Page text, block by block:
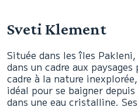
Sveti Klement
Située dans les îles
dans un cadre aux
cadre à la nature
idéal pour se baigner
dans une eau cristalline.